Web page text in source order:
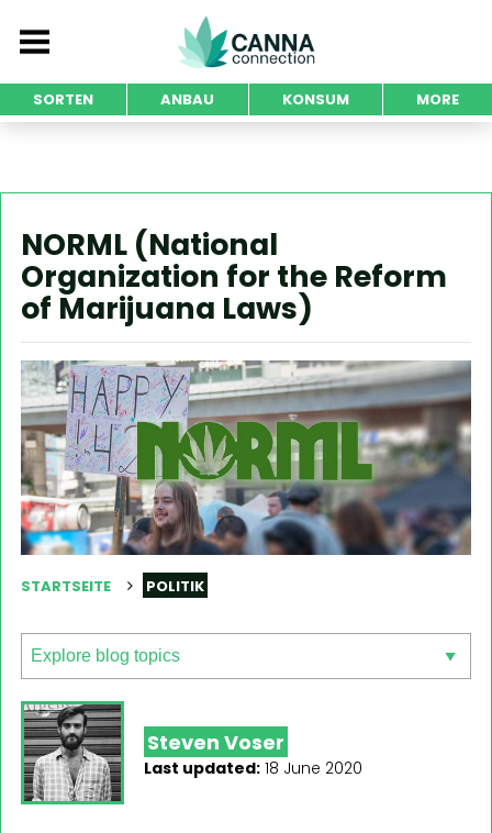
SORTEN ANBAU KONSUM MORE
NORML (National
Organization for the Reform
of Marijuana Laws)
STARTSEITE POLITIK
Steven Voser
Last updated: 18 June 2020